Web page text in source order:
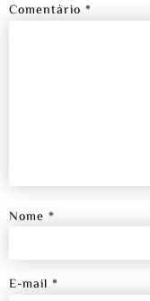
Comentário *
Nome *
E-mail *